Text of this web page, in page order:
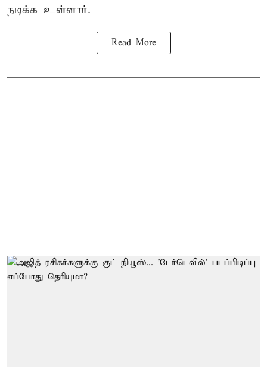
நடிக்க உள்ளார்.
Read More